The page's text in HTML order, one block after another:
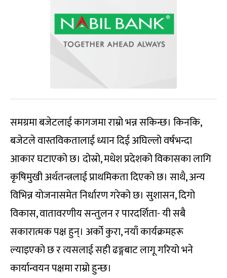
समग्रमा बजेटलाई कागजमा राम्रो भन्न सकिन्छ। किनकि,
बजेटले वास्तविकतालाई ध्यान दिई अघिल्लो वर्षभन्दा
आकार घटाएको छ। दोस्रो, मधेश प्रदेशको विकासका लागि
कृषिमुखी अर्थतन्त्रलाई प्राथमिकता दिएको छ। साथै, अन्य
विभिन्न योजनासमेत निर्धारण गरेको छ। सुशासन, दिगो
विकास, वातावरणीय सन्तुलन र पारदर्शिता- यी सबै
सकारात्मक पक्ष हुन्। अर्को कुरा, नयाँ कार्यक्रमहरू
ल्याइएको छ र त्यसलाई सही ढङ्गबाट लागू गरियो भने
कार्यान्वयन पक्षमा राम्रो हुन्छ।